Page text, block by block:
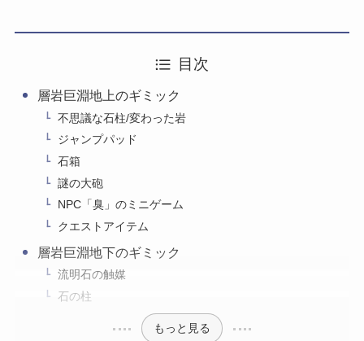
目次
層岩巨淵地上のギミック
不思議な石柱/変わった岩
ジャンプパッド
石箱
謎の大砲
NPC「臭」のミニゲーム
クエストアイテム
層岩巨淵地下のギミック
流明石の触媒
石の柱
もっと見る